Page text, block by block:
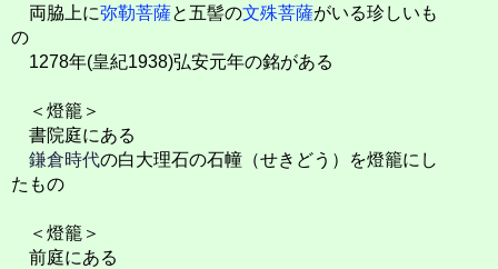
両脇上に弥勒菩薩と五髻の文殊菩薩がいる珍しいも
の
1278年(皇紀1938)弘安元年の銘がある
＜燈籠＞
書院庭にある
鎌倉時代の白大理石の石幢（せきどう）を燈籠にし
たもの
＜燈籠＞
前庭にある